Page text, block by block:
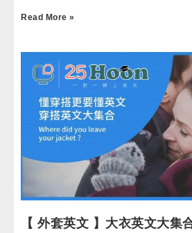
Read More »
【 外套英文 】大衣英文大集